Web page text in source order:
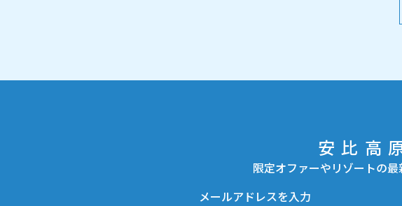
安比高
限定オファーやリゾートの